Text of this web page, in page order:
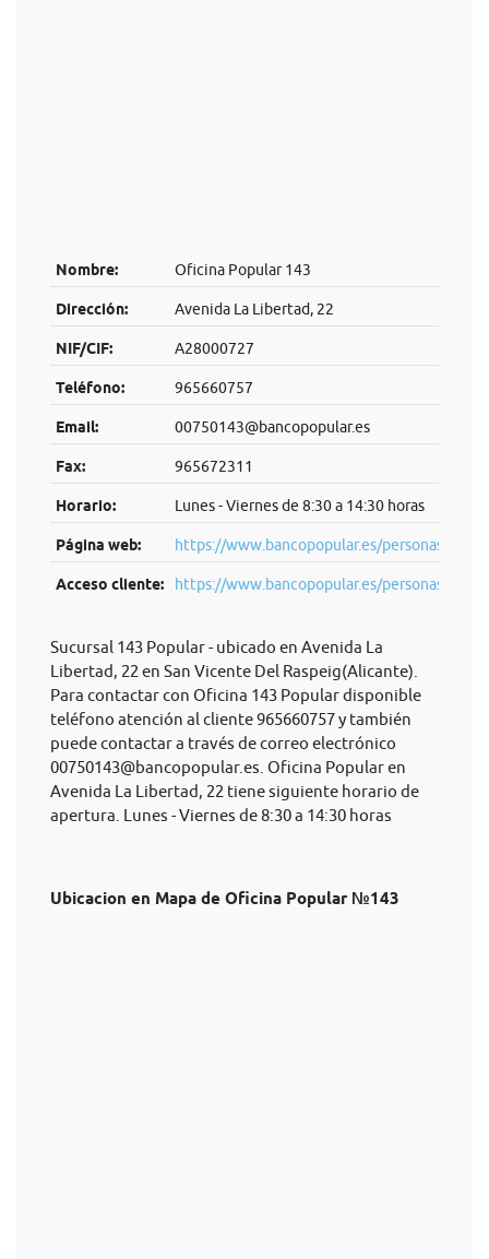
Nombre: Oficina Popular 143
Dirección: Avenida La Libertad, 22
NIF/CIF: A28000727
Teléfono: 965660757
Email: 00750143@bancopopular.es
Fax: 965672311
Horario: Lunes - Viernes de 8:30 a 14:30 horas
Página web: https://www.bancopopular.es/personas
Acceso cliente: https://www.bancopopular.es/personas
Sucursal 143 Popular - ubicado en Avenida La
Libertad, 22 en San Vicente Del Raspeig(Alicante).
Para contactar con Oficina 143 Popular disponible
teléfono atención al cliente 965660757 y también
puede contactar a través de correo electrónico
00750143@bancopopular.es . Oficina Popular en
Avenida La Libertad, 22 tiene siguiente horario de
apertura. Lunes - Viernes de 8:30 a 14:30 horas
Ubicacion en Mapa de Oficina Popular №143